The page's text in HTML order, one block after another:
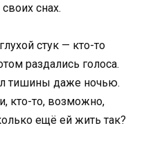
снах.
стук — кто-то
раздались голоса.
тишины даже ночью.
кто-то, возможно,
ещё ей жить так?